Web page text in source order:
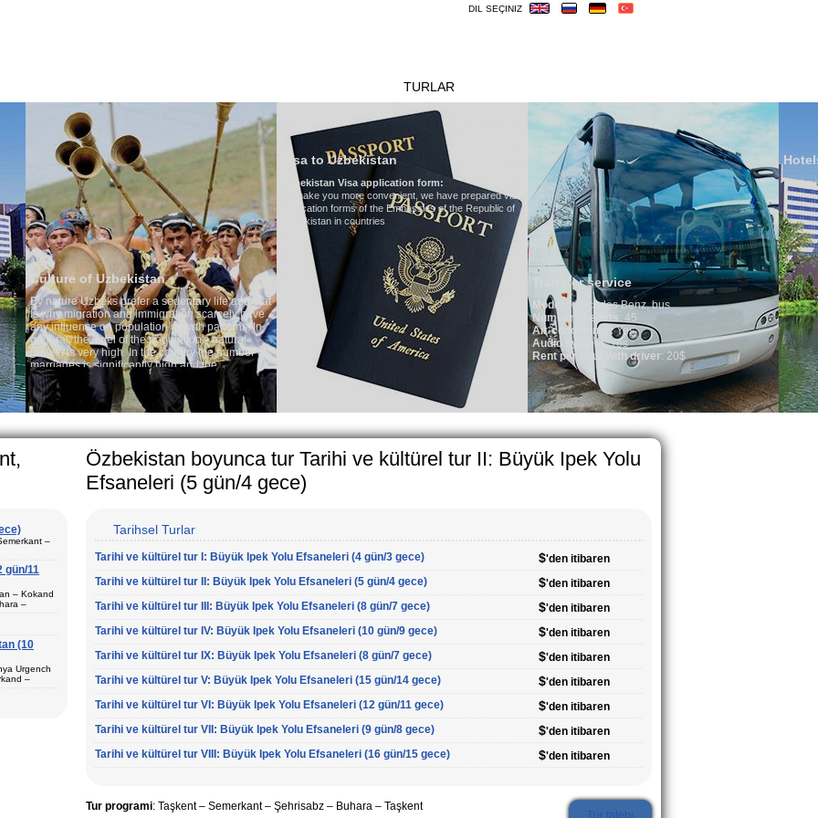
DIL SEÇINIZ
TURLAR
life and that
scarcely have
patterns. In
natural
the number of
and the
one of the lowest
tradition, the
quite sacred.
in villages, is
Uzbek family has
Visa to Uzbekistan
Uzbekistan Visa application form:
To make you more convenient, we have prepared visa
application forms of the Embassies of the Republic of
Uzbekistan in countries
Transfer service
:Mercedes Benz, bus
Number of seats
Air-conditioner:
Audio system: Yes
Rent per hour with driver
Hotels in Uzbekistan
We have all hotels in Uzbekistan
–
programı
gün/11
– Kokand
–
(3) –
(1) –
(10
Urgench
–
Özbekistan boyunca tur Tarihi ve kültürel tur II: Büyük Ipek Yolu
Efsaneleri (5 gün/4 gece)
Tarihsel Turlar
Tarihi ve kültürel tur I: Büyük Ipek Yolu Efsaneleri (4 gün/3 gece) $'den itibaren
Tarihi ve kültürel tur II: Büyük Ipek Yolu Efsaneleri (5 gün/4 gece)
$'den itibaren
Tarihi ve kültürel tur III: Büyük Ipek Yolu Efsaneleri (8 gün/7 gece)
$'den itibaren
Tarihi ve kültürel tur IV: Büyük Ipek Yolu Efsaneleri (10 gün/9 gece)
$'den itibaren
Tarihi ve kültürel tur IX: Büyük Ipek Yolu Efsaneleri (8 gün/7 gece)
$'den itibaren
Tarihi ve kültürel tur V: Büyük Ipek Yolu Efsaneleri (15 gün/14 gece)
$'den itibaren
Tarihi ve kültürel tur VI: Büyük Ipek Yolu Efsaneleri (12 gün/11 gece)
$'den itibaren
Tarihi ve kültürel tur VII: Büyük Ipek Yolu Efsaneleri (9 gün/8 gece)
$'den itibaren
Tarihi ve kültürel tur VIII: Büyük Ipek Yolu Efsaneleri (16 gün/15 gece)
$'den itibaren
Tur talebi
Tur programi: Taşkent – Semerkant – Şehrisabz – Buhara – Taşkent